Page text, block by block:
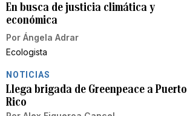
En busca de justicia climática y
económica
Por Ángela Adrar
Ecologista
NOTICIAS
Llega brigada de Greenpeace a Puerto
Rico